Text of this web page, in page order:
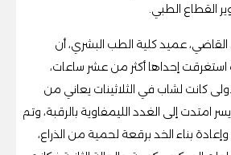
القطاع الطبي.
عميد كلية الطب البشري، أن
إحداها أكثر من عشر ساعات،
كانت لشاب في الثلاثينات يعاني من
امتدت إلى الغدد الليمفاوية بالرقبة، وتم
بناء الخد برقعة لحمية من الذراع،